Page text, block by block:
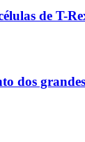
de T-
dos